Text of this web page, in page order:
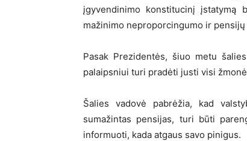
įgyvendinimo konstitucinį įstatymą
mažinimo neproporcingumo ir
Pasak Prezidentės, šiuo metu
palaipsniui turi pradėti justi visi
Šalies vadovė pabrėžia, kad
sumažintas pensijas, turi būti
informuoti, kada atgaus savo pinigus.